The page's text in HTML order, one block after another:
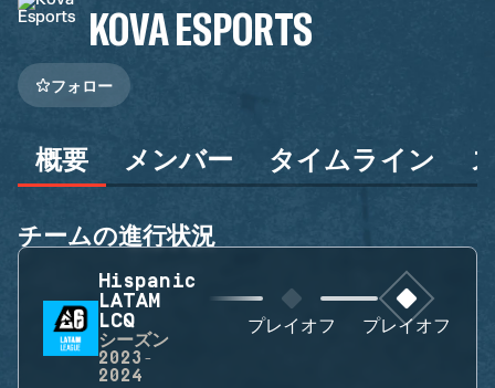
KOVA ESPORTS
フォロー
概要 メンバー タイムライン
チームの進行状況
Hispanic
LATAM
LCQ
シーズン
2023-
2024
プレイオフ プレイオフ